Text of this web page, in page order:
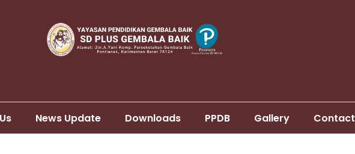
News Update Downloads PPDB Gallery Contact